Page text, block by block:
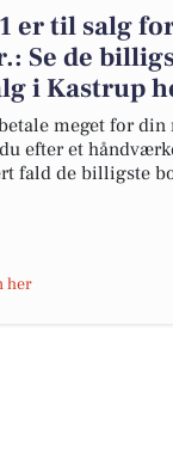
er til salg
Se de
i Kastrup
meget for
efter et
fald de billigste
her